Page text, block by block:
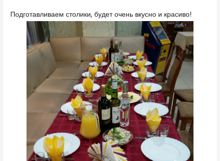
Подготавливаем столики, будет очень вкусно и красиво!